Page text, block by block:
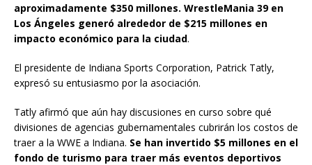
aproximadamente $350 millones. WrestleMania 39 en
Los Ángeles generó alrededor de $215 millones en
impacto económico para la ciudad.
El presidente de Indiana Sports Corporation, Patrick Tatly,
expresó su entusiasmo por la asociación.
Tatly afirmó que aún hay discusiones en curso sobre qué
divisiones de agencias gubernamentales cubrirán los costos de
traer a la WWE a Indiana. Se han invertido $5 millones en el
fondo de turismo para traer más eventos deportivos